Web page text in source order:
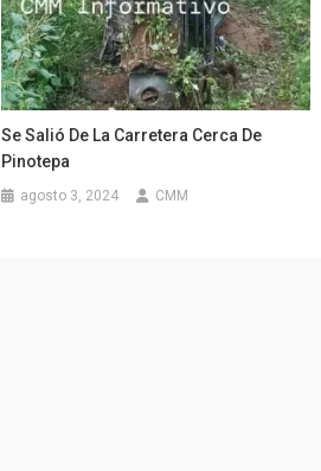
Se Salió De La Carretera Cerca De
Pinotepa
agosto 3, 2024 CMM